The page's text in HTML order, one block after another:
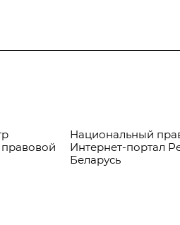
правовой
Национальный
Интернет-портал
Беларусь